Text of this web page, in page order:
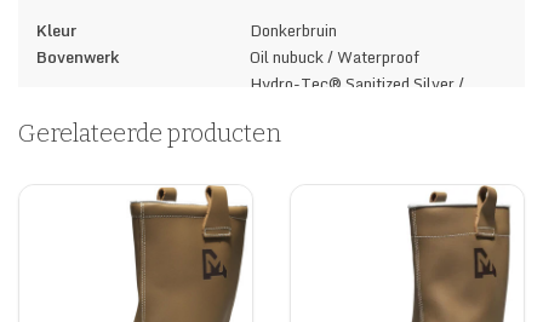
Kleur
Donkerbruin
Bovenwerk
Oil nubuck / Waterproof
Hydro-Tec® Sanitized Silver /
Binnenzool
Antistatisch
Neusbescherming
Staal / EN 12568:2010
Beschermde tussenzool
Roestvrij staal / EN 12568:2010
Bovenwerk constructie
Gerelateerde producten